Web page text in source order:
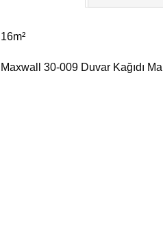
16m²
Maxwall 30-009 Duvar Kağıdı